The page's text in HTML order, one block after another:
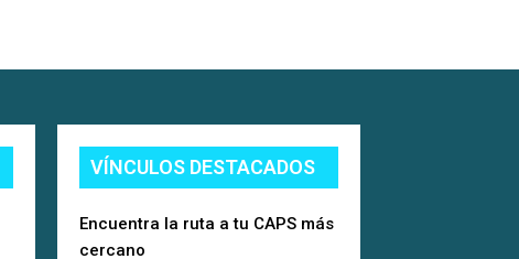
VÍNCULOS DESTACADOS
Encuentra la ruta a tu CAPS más
cercano